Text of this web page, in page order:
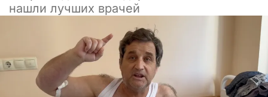
нашли лучших врачей